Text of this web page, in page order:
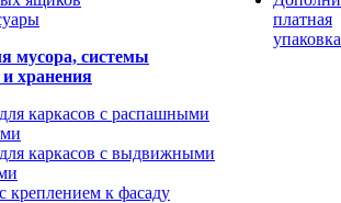
мусора, системы
хранения
каркасов с распашными
каркасов с выдвижными
креплением к фасаду
платная
упаковка